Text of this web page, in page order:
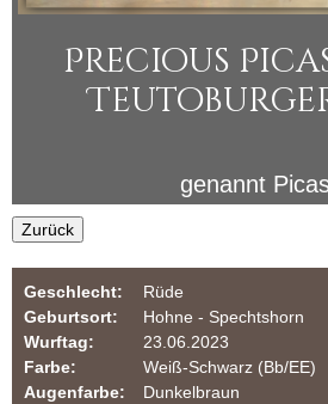
i
Z
u
c
h
u
Precious
genannt
Zurück
Geschlecht:
Rüde
Geburtsort:
Hohne - Spechtshorn
Wurftag:
23.06.2023
Farbe:
Weiß-Schwarz (Bb/EE)
Augenfarbe:
Dunkelbraun